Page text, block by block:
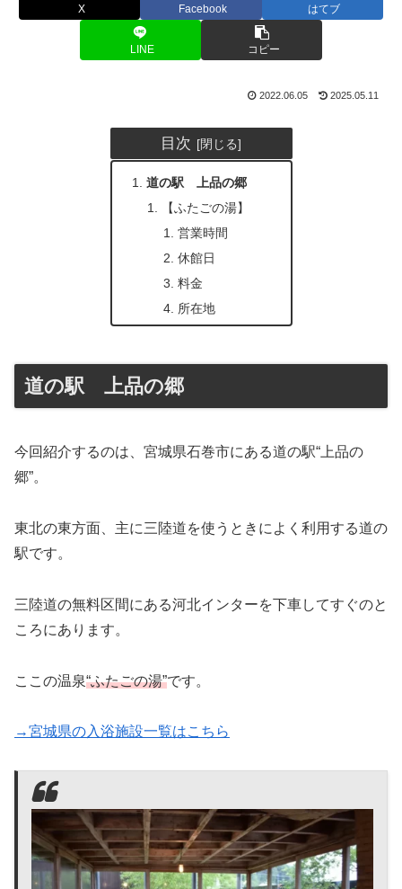
X Facebook はてブ
LINE コピー
2022.06.05 2025.05.11
目次
道の駅 上品の郷
【ふたごの湯】
営業時間
休館日
料金
所在地
道の駅 上品の郷
今回紹介するのは、宮城県石巻市にある道の駅“上品の
郷”。
東北の東方面、主に三陸道を使うときによく利用する道の
駅です。
三陸道の無料区間にある河北インターを下車してすぐのと
ころにあります。
ここの温泉“ふたごの湯”です。
→宮城県の入浴施設一覧はこちら